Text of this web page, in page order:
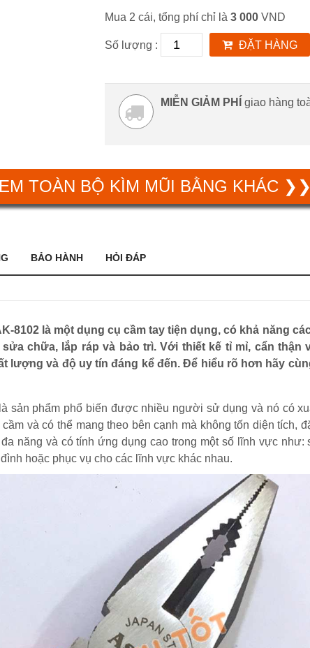
Mua 2 cái, tổng phí chỉ là3 000 VND
Số lượng : ĐẶT HÀNG
MIỄN GIẢM PHÍ giao hàng
TOÀN BỘ KÌM MŨI BẰNG KHÁC
BẢO HÀNH HỎI ĐÁP
8102 là một dụng cụ cầm tay tiện dụng, có khả năng
chữa, lắp ráp và bảo trì. Với thiết kế tỉ mỉ, cẩn thận
lượng và độ uy tín đáng kể đến. Để hiểu rõ hơn hãy
sản phẩm phổ biến được nhiều người sử dụng và nó có
và có thể mang theo bên cạnh mà không tốn diện tích,
năng và có tính ứng dụng cao trong một số lĩnh vực như:
hoặc phục vụ cho các lĩnh vực khác nhau.